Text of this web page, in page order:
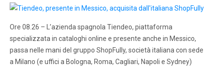
Ore 08.26 – L’azienda spagnola Tiendeo, piattaforma
specializzata in cataloghi online e presente anche in Messico,
passa nelle mani del gruppo ShopFully, società italiana con sede
a Milano (e uffici a Bologna, Roma, Cagliari, Napoli e Sydney)